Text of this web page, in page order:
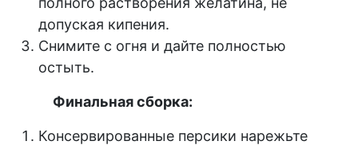
допуская кипения.
Снимите с огня и дайте полностью
остыть.
Финальная сборка:
Консервированные персики нарежьте